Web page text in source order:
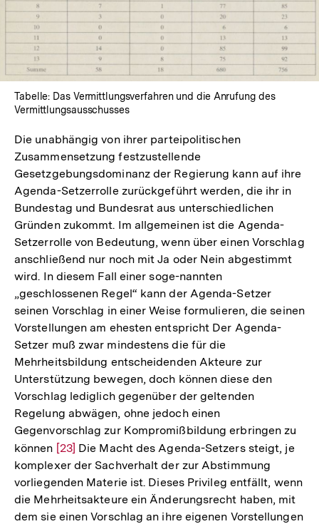
Lightbox
öffnen
Tabelle: Das Vermittlungsverfahren und die Anrufung des
Vermittlungsausschusses
Die unabhängig von ihrer parteipolitischen
Zusammensetzung festzustellende
Gesetzgebungsdominanz der Regierung kann auf ihre
Agenda-Setzerrolle zurückgeführt werden, die ihr in
Bundestag und Bundesrat aus unterschiedlichen
Gründen zukommt. Im allgemeinen ist die Agenda-
Setzerrolle von Bedeutung, wenn über einen Vorschlag
anschließend nur noch mit Ja oder Nein abgestimmt
wird. In diesem Fall einer soge-nannten
„geschlossenen Regel“ kann der Agenda-Setzer
seinen Vorschlag in einer Weise formulieren, die seinen
Vorstellungen am ehesten entspricht Der Agenda-
Setzer muß zwar mindestens die für die
Mehrheitsbildung entscheidenden Akteure zur
Unterstützung bewegen, doch können diese den
Vorschlag lediglich gegenüber der geltenden
Regelung abwägen, ohne jedoch einen
Gegenvorschlag zur Kompromißbildung erbringen zu
können Zur
Auflösung
der
Fußnote
[23] Die Macht des Agenda-Setzers steigt, je
komplexer der Sachverhalt der zur Abstimmung
vorliegenden Materie ist. Dieses Privileg entfällt, wenn
die Mehrheitsakteure ein Änderungsrecht haben, mit
dem sie einen Vorschlag an ihre eigenen Vorstellungen